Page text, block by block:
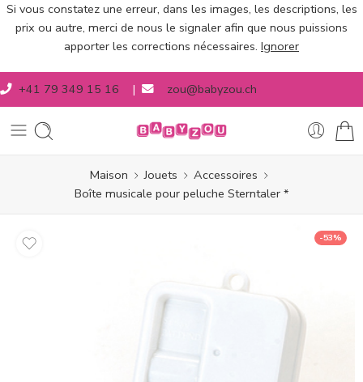
Si vous constatez une erreur, dans les images, les descriptions, les
prix ou autre, merci de nous le signaler afin que nous puissions
apporter les corrections nécessaires. Ignorer
+41 79 349 15 16 | zou@babyzou.ch
Maison Jouets
Accessoires
Boîte musicale pour peluche Sterntaler *
-53%